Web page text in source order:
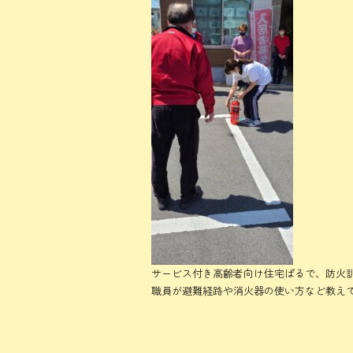
o
ok
サービス付き高齢者向け住宅ぱるで、防火
職員が避難経路や消火器の使い方など教え